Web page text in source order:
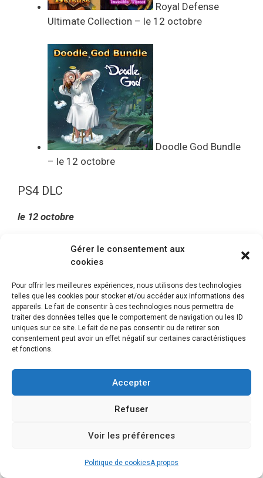
Gérer le consentement aux
cookies
Pour offrir les meilleures expériences, nous utilisons des technologies
telles que les cookies pour stocker et/ou accéder aux informations des
appareils. Le fait de consentir à ces technologies nous permettra de
traiter des données telles que le comportement de navigation ou les ID
uniques sur ce site. Le fait de ne pas consentir ou de retirer son
consentement peut avoir un effet négatif sur certaines caractéristiques
et fonctions.
Accepter
Refuser
Voir les préférences
Politique de cookiesA propos
Royal Defense
Ultimate Collection – le 12 octobre
Doodle God Bundle
– le 12 octobre
PS4 DLC
le 12 octobre
Halloween Loot Box x5
Halloween Loot Box x11
Halloween Loot Box x24
Catégories
Actualités et nouveautés PS4
Test du bracelet connecté Mi Band 2 de Xiaomi
Rise of the Tomb Raider fête le 20ème